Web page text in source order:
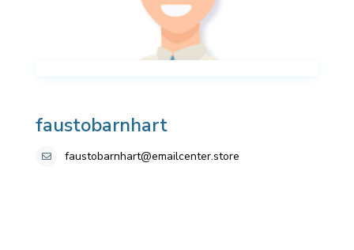
faustobarnhart
faustobarnhart@emailcenter.store